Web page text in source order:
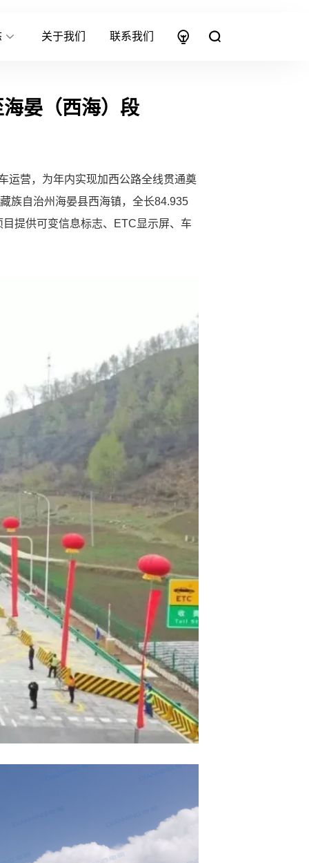
关于我们 联系我们
晏（西海）段
运营，为年内实现加西公路全线贯通奠
族自治州海晏县西海镇，全长84.935
提供可变信息标志、ETC显示屏、车